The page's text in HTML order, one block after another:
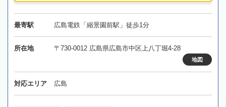
最寄駅 広島電鉄「縮景園前駅」徒歩1分
所在地 〒730-0012 広島県広島市中区上八丁堀4-28
地図
対応エリア 広島